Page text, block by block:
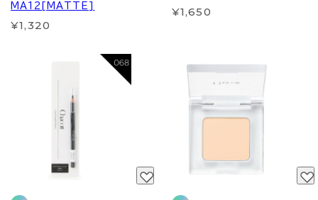
MA12[MATTE]
¥1,320
¥1,650